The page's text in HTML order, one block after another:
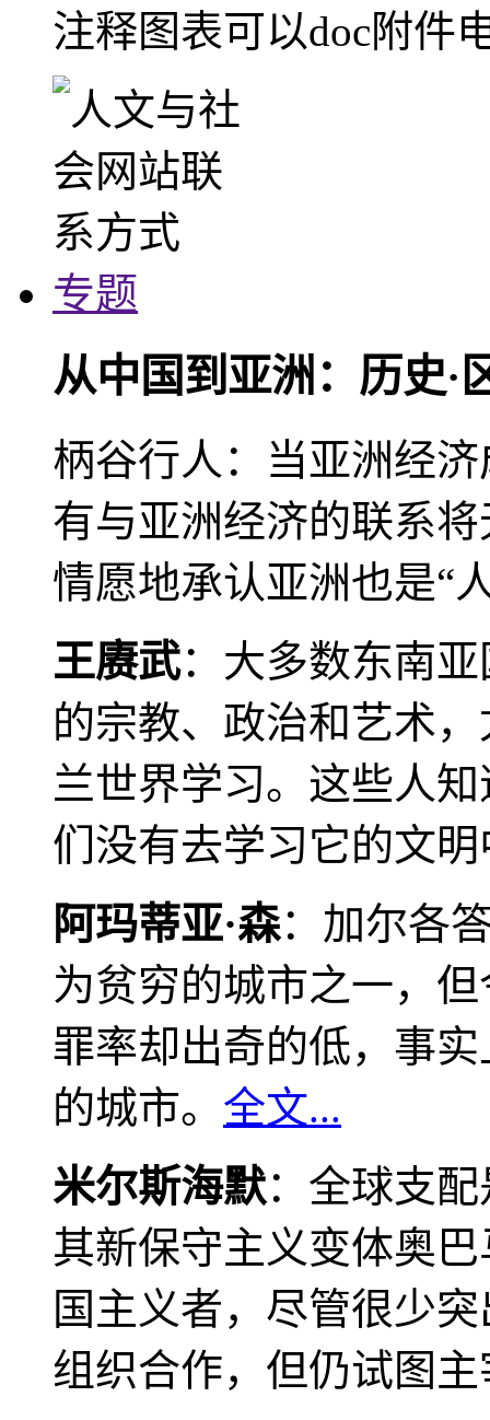
注释图表可以doc附件
专题
从中国到亚洲：历史·
柄谷行人：当亚洲经
有与亚洲经济的联系
情愿地承认亚洲也是“
王赓武：大多数东南
的宗教、政治和艺术
兰世界学习。这些人
们没有去学习它的文
阿玛蒂亚·森：加尔各
为贫穷的城市之一，
罪率却出奇的低，事
的城市。 全文...
米尔斯海默：全球支
其新保守主义变体奥
国主义者，尽管很少
组织合作，但仍试图